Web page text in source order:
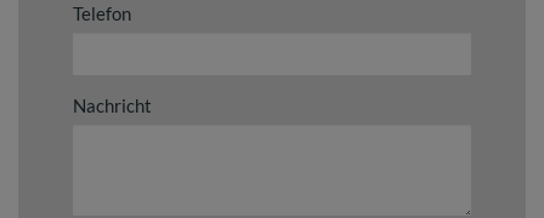
Telefon
Nachricht